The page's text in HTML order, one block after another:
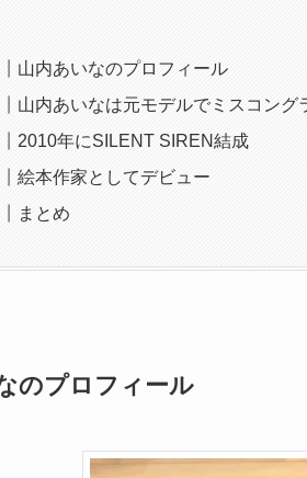
山内あいなのプロフィール
山内あいなは元モデルでミスコング
2010年にSILENT SIREN結成
絵本作家としてデビュー
まとめ
のプロフィール